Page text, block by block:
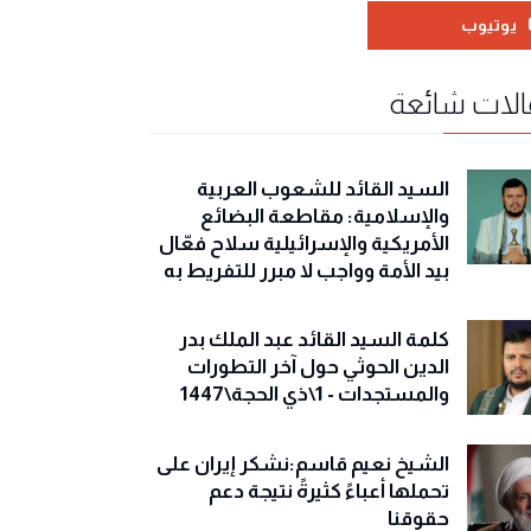
يوتيوب
شائعة
السيد القائد للشعوب العربية
والإسلامية: مقاطعة البضائع
الأمريكية والإسرائيلية سلاح فعّال
بيد الأمة وواجب لا مبرر للتفريط به
كلمة السيد القائد عبد الملك بدر
الدين الحوثي حول آخر التطورات
والمستجدات - 1\ذي الحجة\1447
الشيخ نعيم قاسم:نشكر إيران على
تحملها أعباءً كثيرةً نتيجة دعم
حقوقنا